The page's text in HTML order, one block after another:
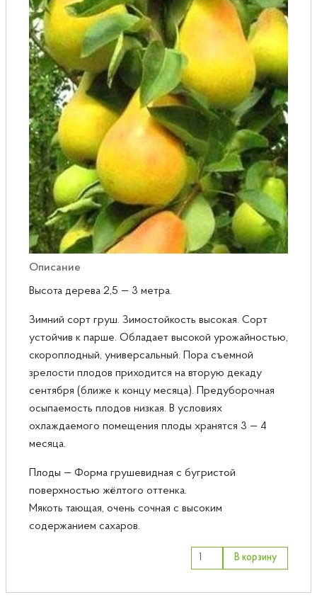
Саженцы плодовые
Сирень
Описание
Высота дерева 2,5 — 3 метра.
Зимний сорт груш. Зимостойкость высокая. Сорт
устойчив к парше. Обладает высокой урожайностью,
скороплодный, универсальный. Пора съемной
зрелости плодов приходится на вторую декаду
сентября (ближе к концу месяца). Предуборочная
осыпаемость плодов низкая. В условиях
охлаждаемого помещения плоды хранятся 3 — 4
месяца.
Плоды — Форма грушевидная с бугристой
поверхностью жёлтого оттенка.
Мякоть тающая, очень сочная с высоким
содержанием сахаров.
В корзину